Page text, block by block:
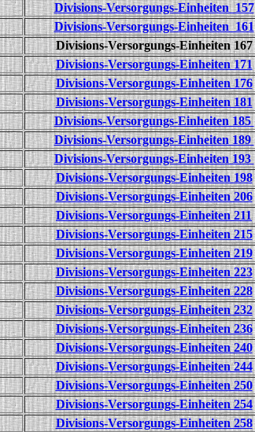
Divisions-Versorgungs-Einheiten 157
Divisions-Versorgungs-Einheiten 161
Divisions-Versorgungs-Einheiten 167
Divisions-Versorgungs-Einheiten 171
Divisions-Versorgungs-Einheiten 176
Divisions-Versorgungs-Einheiten 181
Divisions-Versorgungs-Einheiten 185
Divisions-Versorgungs-Einheiten 189
Divisions-Versorgungs-Einheiten 193
Divisions-Versorgungs-Einheiten 198
Divisions-Versorgungs-Einheiten 206
Divisions-Versorgungs-Einheiten 211
Divisions-Versorgungs-Einheiten 215
Divisions-Versorgungs-Einheiten 219
Divisions-Versorgungs-Einheiten 223
Divisions-Versorgungs-Einheiten 228
Divisions-Versorgungs-Einheiten 232
Divisions-Versorgungs-Einheiten 236
Divisions-Versorgungs-Einheiten 240
Divisions-Versorgungs-Einheiten 244
Divisions-Versorgungs-Einheiten 250
Divisions-Versorgungs-Einheiten 254
Divisions-Versorgungs-Einheiten 258